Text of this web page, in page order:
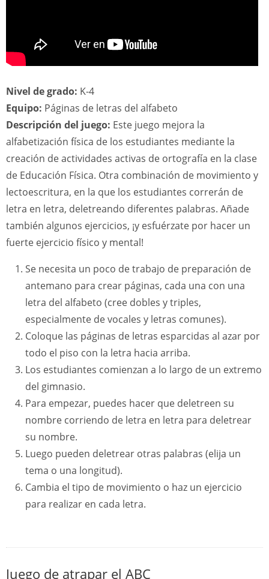
Nivel de grado: K-4
Equipo: Páginas de letras del alfabeto
Descripción del juego: Este juego mejora la
alfabetización física de los estudiantes mediante la
creación de actividades activas de ortografía en la clase
de Educación Física. Otra combinación de movimiento y
lectoescritura, en la que los estudiantes correrán de
letra en letra, deletreando diferentes palabras. Añade
también algunos ejercicios, ¡y esfuérzate por hacer un
fuerte ejercicio físico y mental!
Se necesita un poco de trabajo de preparación de
antemano para crear páginas, cada una con una
letra del alfabeto (cree dobles y triples,
especialmente de vocales y letras comunes).
Coloque las páginas de letras esparcidas al azar por
todo el piso con la letra hacia arriba.
Los estudiantes comienzan a lo largo de un extremo
del gimnasio.
Para empezar, puedes hacer que deletreen su
nombre corriendo de letra en letra para deletrear
su nombre.
Luego pueden deletrear otras palabras (elija un
tema o una longitud).
Cambia el tipo de movimiento o haz un ejercicio
para realizar en cada letra.
Juego de atrapar el ABC